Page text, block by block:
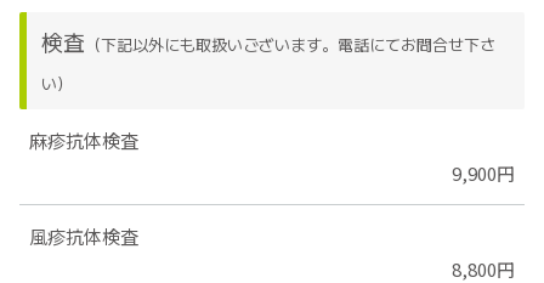
検査 （下記以外にも取扱いございます。電話にてお問合せ下さ
い）
麻疹抗体検査
9,900円
風疹抗体検査
8,800円